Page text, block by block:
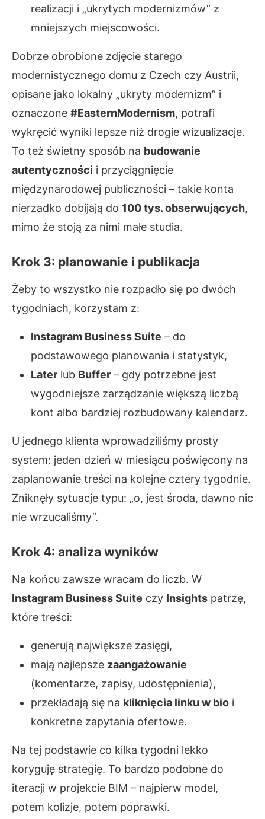
realizacji i „ukrytych modernizmów” z
mniejszych miejscowości.
Dobrze obrobione zdjęcie starego
modernistycznego domu z Czech czy Austrii,
opisane jako lokalny „ukryty modernizm” i
oznaczone #EasternModernism, potrafi
wykręcić wyniki lepsze niż drogie wizualizacje.
To też świetny sposób na budowanie
autentyczności i przyciągnięcie
międzynarodowej publiczności – takie konta
nierzadko dobijają do 100 tys. obserwujących,
mimo że stoją za nimi małe studia.
Krok 3: planowanie i publikacja
Żeby to wszystko nie rozpadło się po dwóch
tygodniach, korzystam z:
Instagram Business Suite – do
podstawowego planowania i statystyk,
Later lub Buffer – gdy potrzebne jest
wygodniejsze zarządzanie większą liczbą
kont albo bardziej rozbudowany kalendarz.
U jednego klienta wprowadziliśmy prosty
system: jeden dzień w miesiącu poświęcony na
zaplanowanie treści na kolejne cztery tygodnie.
Zniknęły sytuacje typu: „o, jest środa, dawno nic
nie wrzucaliśmy”.
Krok 4: analiza wyników
Na końcu zawsze wracam do liczb. W
Instagram Business Suite czy Insights patrzę,
które treści:
generują największe zasięgi,
mają najlepsze zaangażowanie
(komentarze, zapisy, udostępnienia),
przekładają się na kliknięcia linku w bio i
konkretne zapytania ofertowe.
Na tej podstawie co kilka tygodni lekko
koryguję strategię. To bardzo podobne do
iteracji w projekcie BIM – najpierw model,
potem kolizje, potem poprawki.